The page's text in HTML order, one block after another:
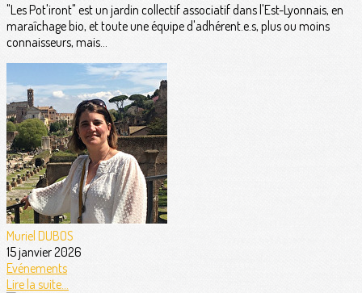
"Les Pot'iront" est un jardin collectif associatif dans l'Est-Lyonnais, en
maraîchage bio, et toute une équipe d'adhérent.e.s, plus ou moins
connaisseurs, mais...
Muriel DUBOS
15 janvier 2026
Evénements
Lire la suite...